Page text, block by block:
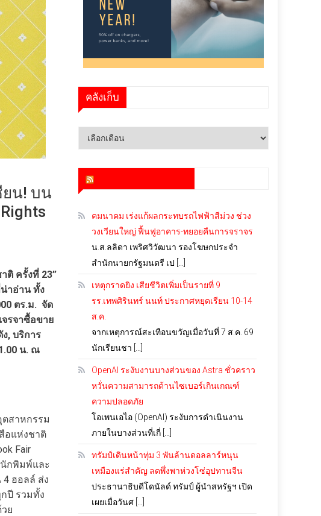
ยน! บน
ติ ครั้งที่ 23”
าอ่าน ทั้ง
ตร.ม. จัด
จรจาซื้อขาย
, บริการ
น. ณ
ตสาหกรรม
อแห่งชาติ
Fair
กพิมพ์และ
ฮอลล์ ส่ง
ปี รวมทั้ง
ย
คลังเก็บ
คลัง
คมนาคม เร่งแก้ผลกระทบรถไฟฟ้าสีม่วง ช่วง
วงเวียนใหญ่ ฟื้นฟูอาคาร-ทยอยคืนการจราจร
น.ส.ลลิดา เพริศวิวัฒนา รองโฆษกประจำ
สำนักนายกรัฐมนตรี เป […]
เหตุกราดยิง เสียชีวิตเพิ่มเป็นรายที่ 9
รร.เทพศิรินทร์ นนท์ ประกาศหยุดเรียน 10-14
ส.ค.
จากเหตุการณ์สะเทือนขวัญเมื่อวันที่ 7 ส.ค. 69
นักเรียนชา […]
OpenAI ระงับงานบางส่วนของ Astra ชั่วคราว
หวั่นความสามารถด้านไซเบอร์เกินเกณฑ์
ความปลอดภัย
โอเพนเอไอ (OpenAI) ระงับการดำเนินงาน
ภายในบางส่วนที่เกี่ […]
ทรัมป์เดินหน้าทุ่ม 3 พันล้านดอลลาร์หนุน
เหมืองแร่สำคัญ ลดพึ่งพาห่วงโซ่อุปทานจีน
ประธานาธิบดีโดนัลด์ ทรัมป์ ผู้นำสหรัฐฯ เปิด
เผยเมื่อวันศ […]